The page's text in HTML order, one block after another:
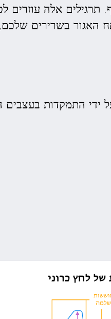
תרגילים אלה עוזרים
האגור בשרירים
ידי התמקדות בעצבים